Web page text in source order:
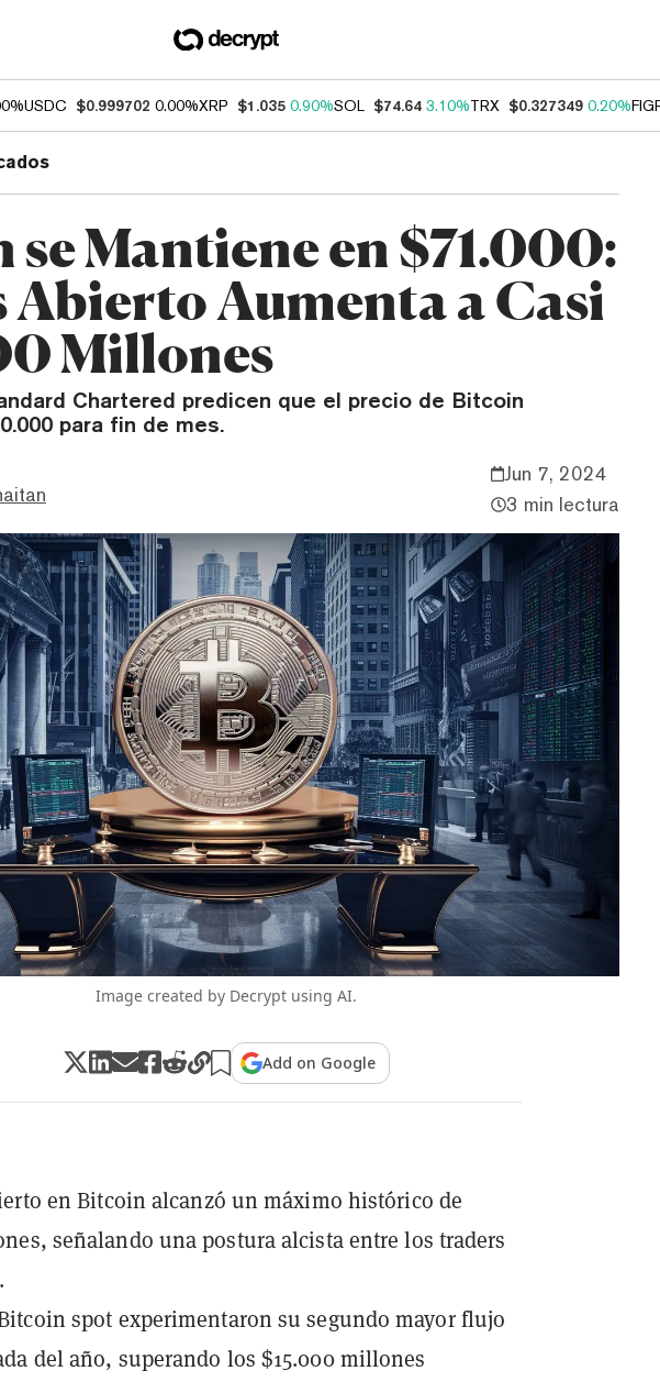
USDC $0.999702 0.00%XRP $1.035 0.90%SOL $74.64 3.10%TRX $0.327349 0.20%
Mantiene en $71.000:
Abierto Aumenta a Casi
Millones
Chartered predicen que el precio de Bitcoin
para fin de mes.
Jun 7, 2024
3 min lectura
Image created by Decrypt using AI.
Add on Google
en Bitcoin alcanzó un máximo histórico de
señalando una postura alcista entre los traders
spot experimentaron su segundo mayor flujo
del año, superando los $15.000 millones